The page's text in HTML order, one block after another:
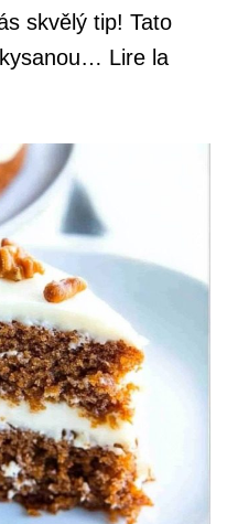
skvělý tip! Tato
Lire la